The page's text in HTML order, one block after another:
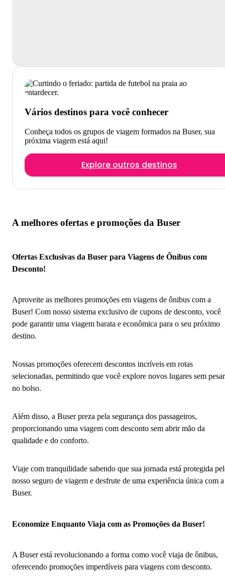
Vários destinos para você conhecer
Conheça todos os grupos de viagem formados na Buser, sua
próxima viagem está aqui!
Explore outros destinos
A melhores ofertas e promoções da Buser
Ofertas Exclusivas da Buser para Viagens de Ônibus com
Desconto!
Aproveite as melhores promoções em viagens de ônibus com a
Buser! Com nosso sistema exclusivo de cupons de desconto, você
pode garantir uma viagem barata e econômica para o seu próximo
destino.
Nossas promoções oferecem descontos incríveis em rotas
selecionadas, permitindo que você explore novos lugares sem pesar
no bolso.
Além disso, a Buser preza pela segurança dos passageiros,
proporcionando uma viagem com desconto sem abrir mão da
qualidade e do conforto.
Viaje com tranquilidade sabendo que sua jornada está protegida
nosso seguro de viagem e desfrute de uma experiência única com a
Buser.
Economize Enquanto Viaja com as Promoções da Buser!
A Buser está revolucionando a forma como você viaja de ônibus,
oferecendo promoções imperdíveis para viagens com desconto.